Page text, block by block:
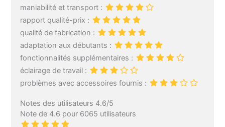
maniabilité et transport :
rapport qualité-prix :
qualité de fabrication :
adaptation aux débutants :
fonctionnalités supplémentaires :
éclairage de travail :
problèmes avec accessoires fournis :
Notes des utilisateurs 4.6/5
Note de 4.6 pour 6065 utilisateurs